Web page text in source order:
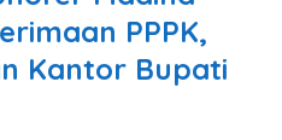
PPPK,
Kantor Bupati